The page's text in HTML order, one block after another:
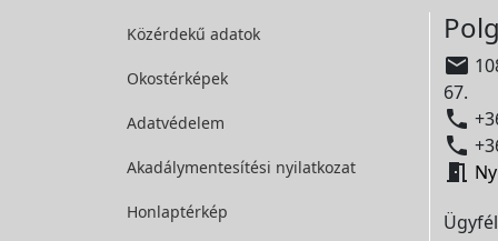
Közérdekű adatok
Okostérképek
Adatvédelem
Akadálymentesítési nyilatkozat
Honlaptérkép

67.


